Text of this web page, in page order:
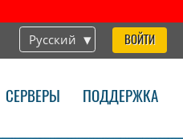
Русский ВОЙТИ
СЕРВЕРЫ ПОДДЕРЖКА